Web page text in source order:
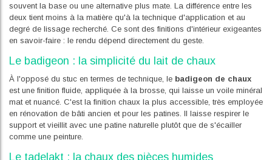
souvent la base ou une alternative plus mate. La différence entre les
deux tient moins à la matière qu'à la technique d'application et au
degré de lissage recherché. Ce sont des finitions d'intérieur exigeantes
en savoir-faire : le rendu dépend directement du geste.
Le badigeon : la simplicité du lait de chaux
À l'opposé du stuc en termes de technique, le badigeon de chaux
est une finition fluide, appliquée à la brosse, qui laisse un voile minéral
mat et nuancé. C'est la finition chaux la plus accessible, très employée
en rénovation de bâti ancien et pour les patines. Il laisse respirer le
support et vieillit avec une patine naturelle plutôt que de s'écailler
comme une peinture.
Le tadelakt : la chaux des pièces humides